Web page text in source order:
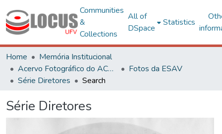
Communities
&
Collections
All of
DSpace
Statistics
Home
Memória Institucional
Acervo Fotográfico do ACH-UFV
Fotos da ESAV
Série Diretores
Search
Série Diretores